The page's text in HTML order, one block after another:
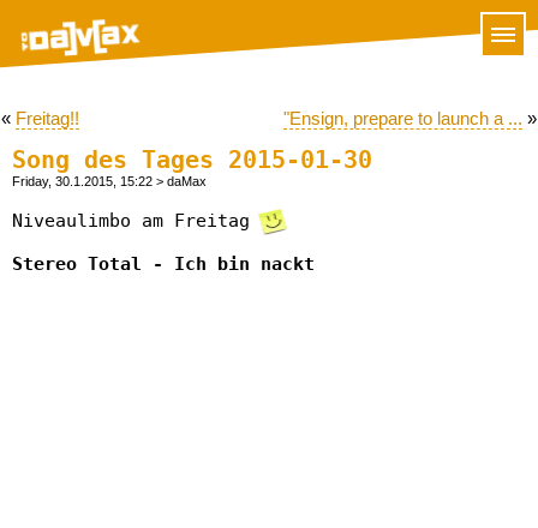
« Freitag!! "Ensign, prepare to launch a ... »
Song des Tages 2015-01-30
Friday, 30.1.2015, 15:22 > daMax
Niveaulimbo am Freitag
Stereo Total - Ich bin nackt